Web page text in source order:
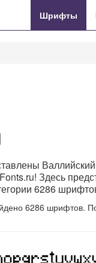
Шрифты
Здесь
6286
6286 шрифтов.